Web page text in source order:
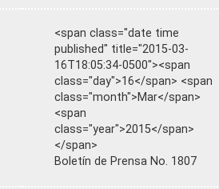
<span class="date time
published" title="2015-03-
16T18:05:34-0500"><span
class="day">16</span> <span
class="month">Mar</span>
<span
class="year">2015</span>
</span>
Boletín de Prensa No. 1807